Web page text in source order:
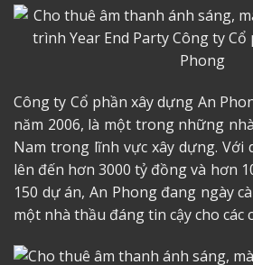
Công ty Cổ phần xây dựng An
năm 2006, là một trong những
Nam trong lĩnh vực xây dựng. Với
lên đến hơn 3000 tỷ đồng và hơn
150 dự án, An Phong đang ngày
một nhà thầu đáng tin cậy cho các